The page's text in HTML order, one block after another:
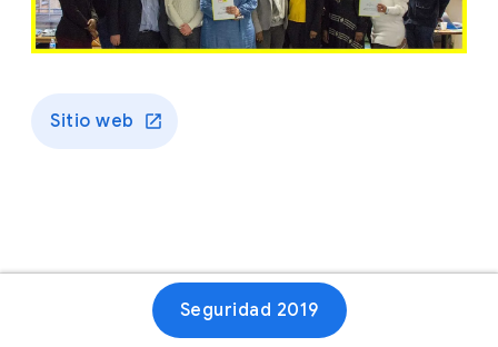
Sitio web
Seguridad 2019